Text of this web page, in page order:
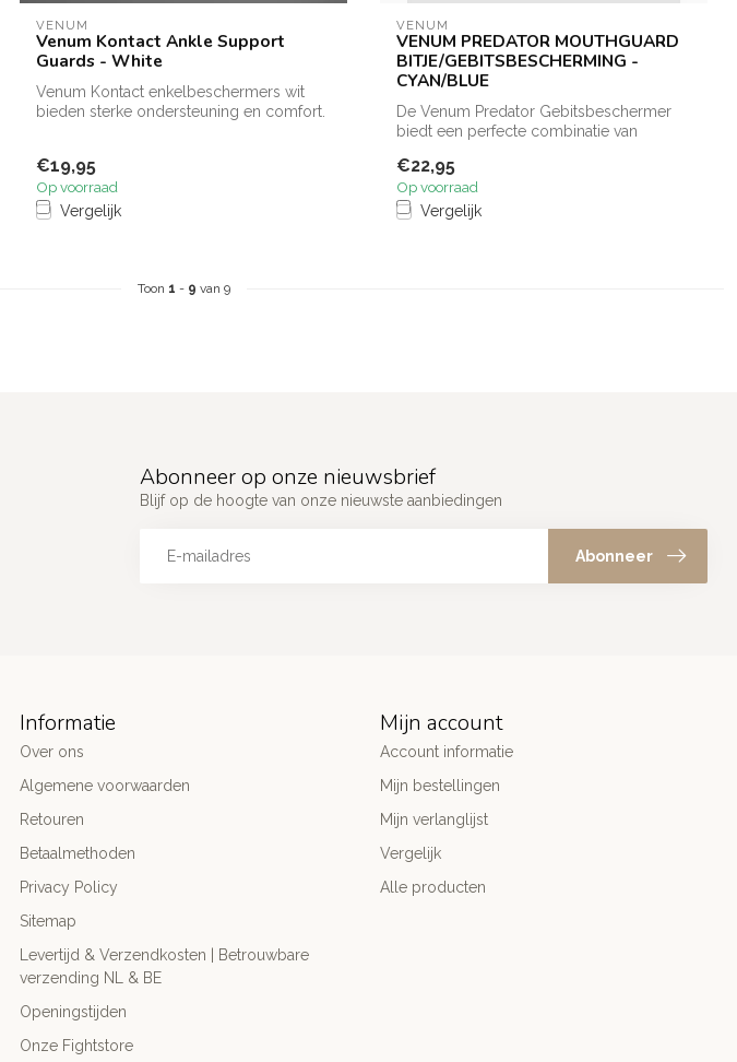
VENUM
Venum Kontact Ankle Support
Guards - White
Venum Kontact enkelbeschermers wit
bieden sterke ondersteuning en comfort.
€19,95
Op voorraad
Vergelijk
VENUM
VENUM PREDATOR MOUTHGUARD
BITJE/GEBITSBESCHERMING -
CYAN/BLUE
De Venum Predator Gebitsbeschermer
biedt een perfecte combinatie van
€22,95
Op voorraad
Vergelijk
Toon 1 - 9 van 9
Abonneer op onze nieuwsbrief
Blijf op de hoogte van onze nieuwste aanbiedingen
Abonneer
Informatie
Over ons
Algemene voorwaarden
Retouren
Betaalmethoden
Privacy Policy
Sitemap
Levertijd & Verzendkosten | Betrouwbare
verzending NL & BE
Openingstijden
Onze Fightstore
Mijn account
Account informatie
Mijn bestellingen
Mijn verlanglijst
Vergelijk
Alle producten